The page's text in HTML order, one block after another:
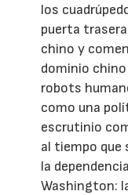
los
puerta
chino y
dominio
robots
como una
escrutinio
al tiempo
la
Washington: